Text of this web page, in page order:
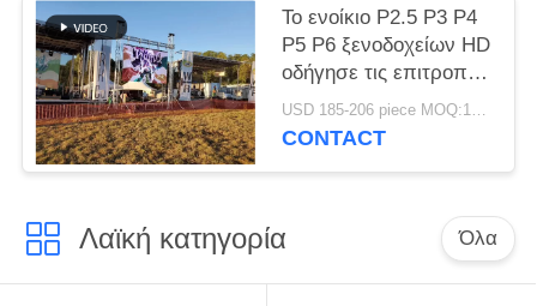
Το ενοίκιο P2.5 P3 P4
P5 P6 ξενοδοχείων HD
οδήγησε τις επιτροπές
στεγάζοντας/το
οδηγημένο ενοίκιο
USD 185-206 piece MOQ:1piece
CONTACT
Λαϊκή κατηγορία Όλα